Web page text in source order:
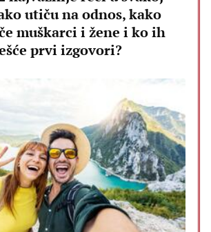
utiču na odnos, kako
muškarci i žene i ko ih
prvi izgovori?